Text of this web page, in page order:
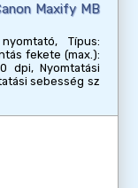
Maxify MB
Típus:
fekete (max.):
dpi, Nyomtatási
sebesség sz